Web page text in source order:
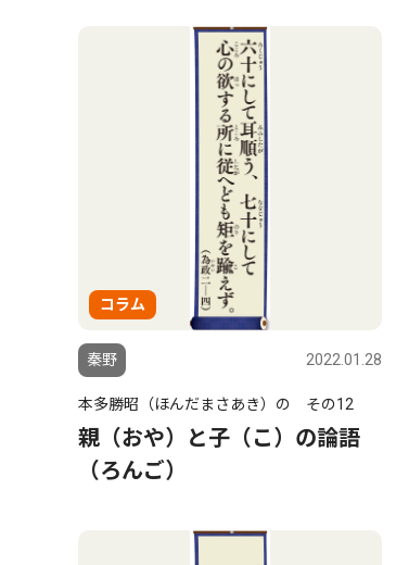
コラム
秦野 2022.01.28
本多勝昭（ほんだまさあき）の その12
親（おや）と子（こ）の論語
（ろんご）